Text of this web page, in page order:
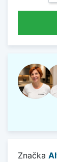
Značka